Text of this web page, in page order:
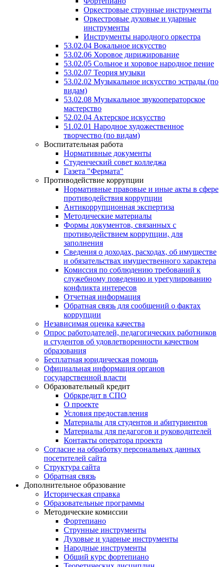
Оркестровые струнные инструменты
Оркестровые духовые и ударные
инструменты
Инструменты народного оркестра
53.02.04 Вокальное искусство
53.02.06 Хоровое дирижирование
53.02.05 Сольное и хоровое народное пение
53.02.07 Теория музыки
53.02.02 Музыкальное искусство эстрады (по
видам)
53.02.08 Музыкальное звукооператорское
мастерство
52.02.04 Актерское искусство
51.02.01 Народное художественное
творчество (по видам)
Воспитательная работа
Нормативные документы
Студенческий совет колледжа
Газета "Фермата"
Противодействие коррупции
Нормативные правовые и иные акты в сфере
противодействия коррупции
Антикоррупционная экспертиза
Методические материалы
Формы документов, связанных с
противодействием коррупции, для
заполнения
Сведения о доходах, расходах, об имуществе
и обязательствах имущественного характера
Комиссия по соблюдению требований к
служебному поведению и урегулированию
конфликта интересов
Отчетная информация
Обратная связь для сообщений о фактах
коррупции
Независимая оценка качества
Опрос работодателей, педагогических работников
и студентов об удовлетворенности качеством
образования
Бесплатная юридическая помощь
Официальная информация органов
государственной власти
Образовательный кредит
Обркредит в СПО
О проекте
Условия предоставления
Материалы для студентов и абитуриентов
Материалы для педагогов и руководителей
Контакты оператора проекта
Согласие на обработку персональных данных
посетителей сайта
Структура сайта
Обратная связь
Дополнительное образование
Историческая справка
Образовательные программы
Методические комиссии
Фортепиано
Струнные инструменты
Духовые и ударные инструменты
Народные инструменты
Общий курс фортепиано